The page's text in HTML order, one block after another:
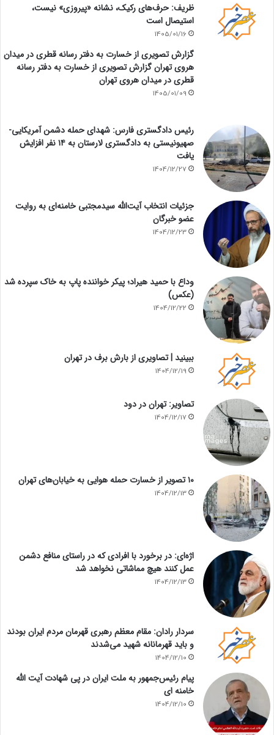
ظریف: حرف‌های رکیک، نشانه «پیروزی» نیست،
استیصال است
1405/01/16
گزارش تصویری از خسارت به دفتر رسانه قطری در میدان
هروی تهران گزارش تصویری از خسارت به دفتر رسانه
قطری در میدان هروی تهران
1405/01/09
رئیس دادگستری فارس: شهدای حمله دشمن آمریکایی-
صهیونیستی به دادگستری لارستان به ۱۴ نفر افزایش
یافت
1404/12/27
جزئیات انتخاب آیت‌الله سیدمجتبی خامنه‌ای به روایت
عضو خبرگان
1404/12/23
وداع با حمید هیراد؛ پیکر خواننده پاپ به خاک سپرده شد
(عکس)
1404/12/22
ببینید | تصاویری از بارش برف در تهران
1404/12/19
تصاویر: تهران در دود
1404/12/17
۱۰ تصویر از خسارت حمله هوایی به خیابان‌های تهران
1404/12/13
اژه‌ای: در برخورد با افرادی که در راستای منافع دشمن
عمل کنند هیچ مماشاتی نخواهد شد
1404/12/13
سردار رادان: مقام معظم رهبری قهرمان مردم ایران بودند
و باید قهرمانانه شهید می‌شدند
1404/12/10
پیام رئیس‌جمهور به ملت ایران در پی شهادت آیت الله
خامنه ای
1404/12/10